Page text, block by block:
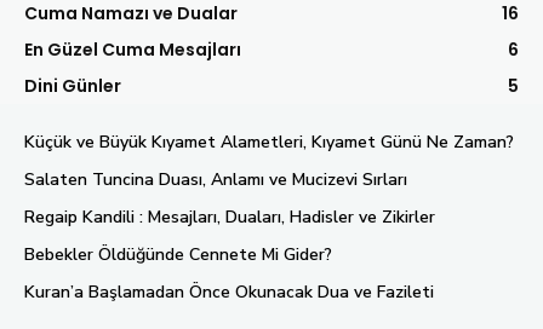
Cuma Namazı ve Dualar
16
En Güzel Cuma Mesajları
6
Dini Günler
5
Küçük ve Büyük Kıyamet Alametleri, Kıyamet Günü Ne Zaman?
Salaten Tuncina Duası, Anlamı ve Mucizevi Sırları
Regaip Kandili : Mesajları, Duaları, Hadisler ve Zikirler
Bebekler Öldüğünde Cennete Mi Gider?
Kuran’a Başlamadan Önce Okunacak Dua ve Fazileti